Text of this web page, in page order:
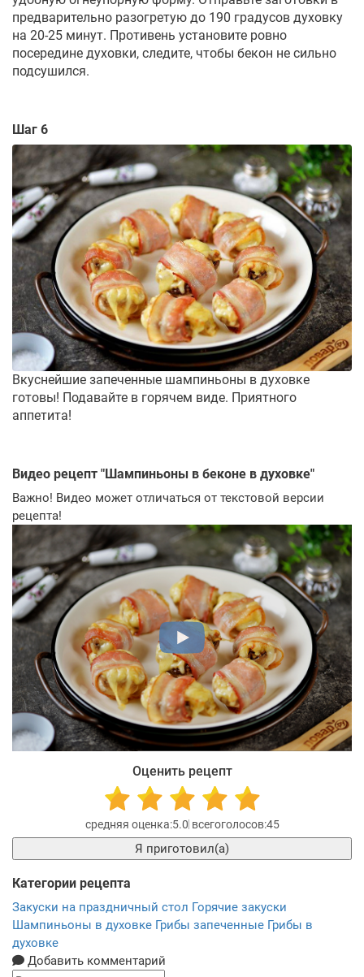
предварительно разогретую до 190 градусов духовку
на 20-25 минут. Противень установите ровно
посередине духовки, следите, чтобы бекон не сильно
подсушился.
Шаг 6
Вкуснейшие запеченные шампиньоны в духовке
готовы! Подавайте в горячем виде. Приятного
аппетита!
Видео рецепт "Шампиньоны в беконе в духовке"
Важно! Видео может отличаться от текстовой версии
рецепта!
Оценить рецепт
5.0 45
Я приготовил(а)
Категории рецепта
Закуски на праздничный стол Горячие закуски
Шампиньоны в духовке Грибы запеченные Грибы в
духовке
Добавить комментарий